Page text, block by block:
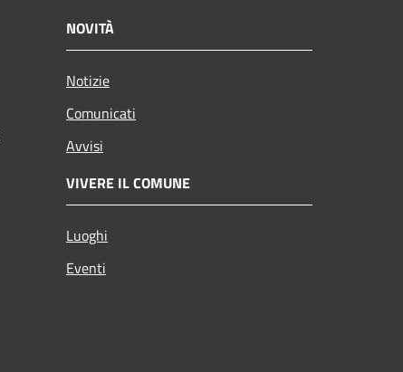
NOVITÀ
Notizie
Comunicati
Avvisi
VIVERE IL COMUNE
Luoghi
Eventi